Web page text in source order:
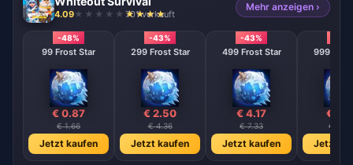
4.09 701 verkauft
Mehr anzeigen ›
-48%
99 Frost Star
€ 0.87
€ 1.66
Jetzt kaufen
-43%
299 Frost Star
€ 2.50
€ 4.36
Jetzt kaufen
-43%
499 Frost Star
€ 4.17
€ 7.33
Jetzt kaufen
999
€
€
Jetzt